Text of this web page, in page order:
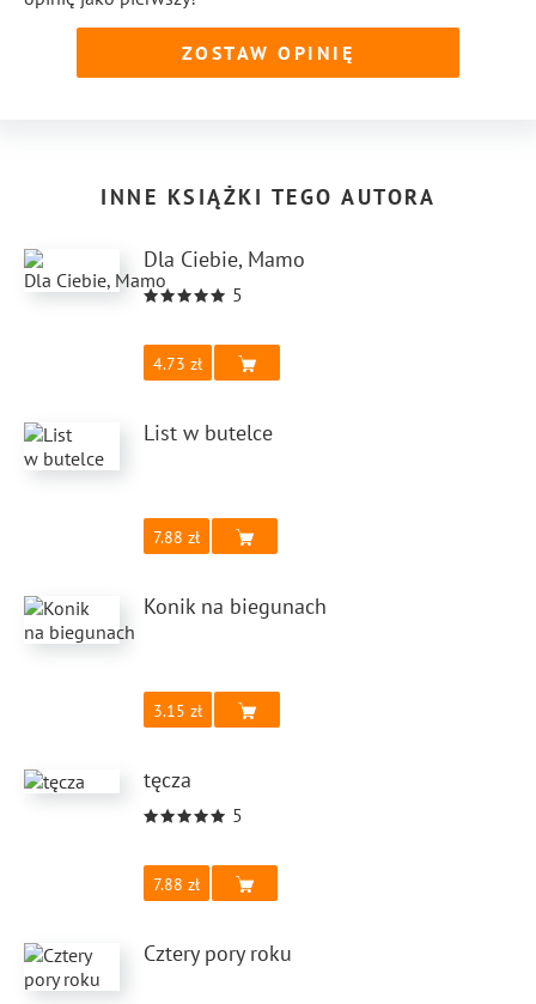
ZOSTAW OPINIĘ
INNE KSIĄŻKI TEGO AUTORA
Dla Ciebie, Mamo
5
4.73
List w butelce
7.88
Konik na biegunach
3.15
tęcza
5
7.88
Cztery pory roku